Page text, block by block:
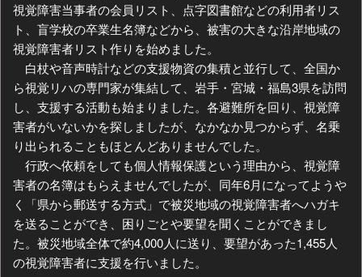
視覚障害当事者の会員リスト、点字図書館などの利用者リス
ト、盲学校の卒業生名簿などから、被害の大きな沿岸地域の
視覚障害者リスト作りを始めました。
白杖や音声時計などの支援物資の集積と並行して、全国か
ら視覚リハの専門家が集結して、岩手・宮城・福島3県を訪問
し、支援する活動も始まりました。各避難所を回り、視覚障
害者がいないかを探しましたが、なかなか見つからず、名乗
り出られることもほとんどありませんでした。
行政へ依頼をしても個人情報保護という理由から、視覚障
害者の名簿はもらえませんでしたが、同年6月になってようや
く「県から郵送する方式」で被災地域の視覚障害者へハガキ
を送ることができ、困りごとや要望を聞くことができまし
た。被災地域全体で約4,000人に送り、要望があった1,455人
の視覚障害者に支援を行いました。